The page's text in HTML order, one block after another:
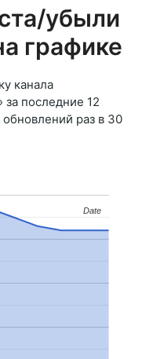
убыли
графике
канала
последние 12
раз в 30
Date
Date